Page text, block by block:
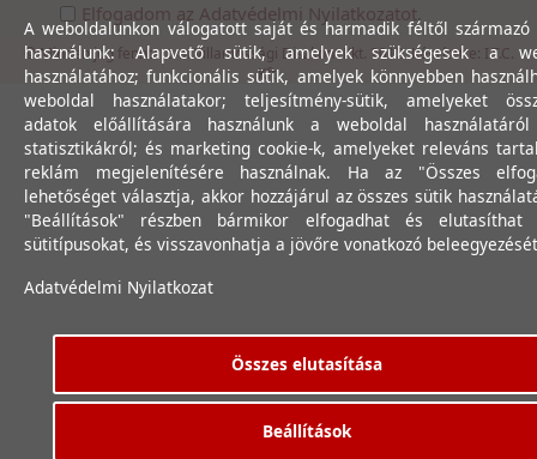
Elfogadom az Adatvédelmi Nyilatkozatot.
© Minden jog fenntartva. Villamossági Diszkont Kkt. 2012. Készítette: I.T.C.
Kft.
A weboldalunkon válogatott saját és harmadik féltől származó
használunk: Alapvető sütik, amelyek szükségesek a
használatához; funkcionális sütik, amelyek könnyebben
weboldal használatakor; teljesítmény-sütik, amelyeket
adatok előállítására használunk a weboldal
statisztikákról; és marketing cookie-k, amelyeket releváns
reklám megjelenítésére használnak. Ha az "Összes
lehetőséget választja, akkor hozzájárul az összes sütik
"Beállítások" részben bármikor elfogadhat és elutasíthat
sütitípusokat, és visszavonhatja a jövőre vonatkozó
Adatvédelmi Nyilatkozat
Összes elutasítása
Beállítások